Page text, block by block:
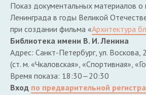
Показ документальных материалов о
Ленинграда в годы Великой
при создании фильма «Архитектура
Библиотека имени В. И. Ленина
Адрес: Санкт-Петербург, ул. Воскова, 2
(ст. м. «Чкаловская», «Спортивная»,
Время показа: 18:30—20:30
Вход по предварительной